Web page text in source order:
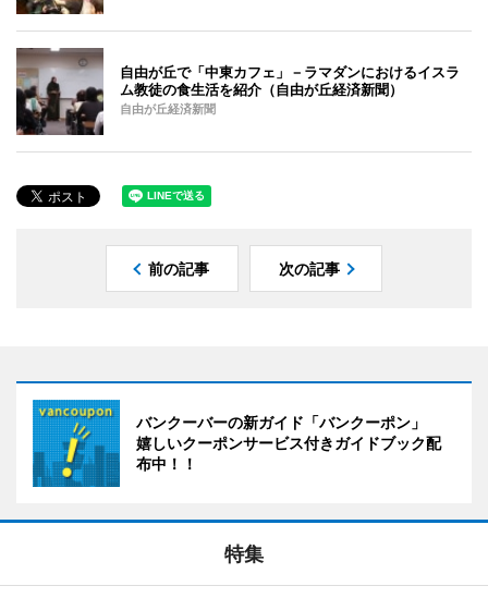
自由が丘で「中東カフェ」－ラマダンにおけるイスラ
ム教徒の食生活を紹介（自由が丘経済新聞）
自由が丘経済新聞
前の記事 次の記事
バンクーバーの新ガイド「バンクーポン」
嬉しいクーポンサービス付きガイドブック配
布中！！
特集